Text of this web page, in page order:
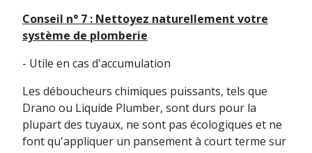
Conseil n° 7 : Nettoyez naturellement votre
système de plomberie
- Utile en cas d'accumulation
Les déboucheurs chimiques puissants, tels que
Drano ou Liquide Plumber, sont durs pour la
plupart des tuyaux, ne sont pas écologiques et ne
font qu'appliquer un pansement à court terme sur